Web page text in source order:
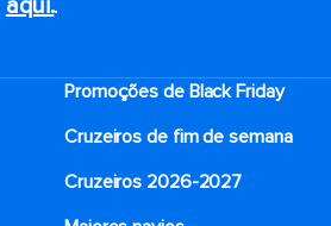
aqui..
Promoções de Black Friday
Cruzeiros de fim de semana
Cruzeiros 2026-2027